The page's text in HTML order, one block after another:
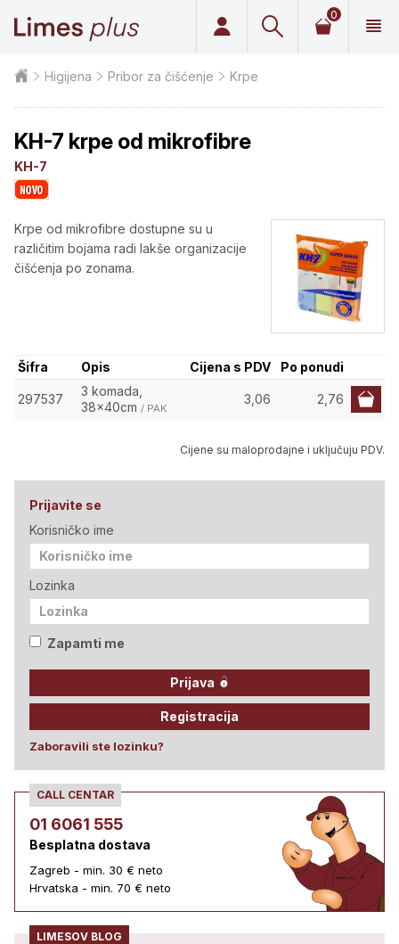
0
Higijena Pribor za čišćenje Krpe
KH-7 krpe od mikrofibre
KH-7
Krpe od mikrofibre dostupne su u
različitim bojama radi lakše organizacije
čišćenja po zonama.
Šifra Opis Cijena s PDV Po ponudi
297537
3 komada,
38x40cm / PAK
3,06 2,76
Cijene su maloprodajne i uključuju PDV.
Prijavite se
Korisničko ime
Lozinka
Zapamti me
Prijava
Registracija
Zaboravili ste lozinku?
CALL CENTAR
01 6061 555
Besplatna dostava
Zagreb - min. 30 € neto
Hrvatska - min. 70 € neto
LIMESOV BLOG